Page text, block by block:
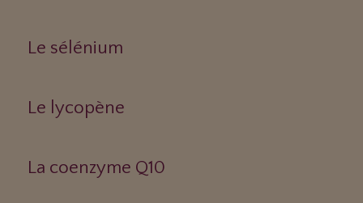
Le sélénium
Le lycopène
La coenzyme Q10